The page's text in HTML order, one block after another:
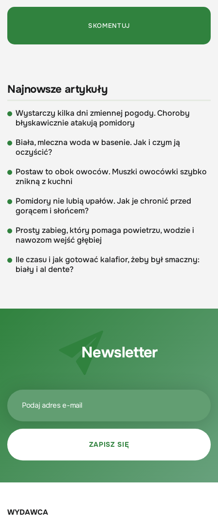
Najnowsze artykuły
Wystarczy kilka dni zmiennej pogody. Choroby
błyskawicznie atakują pomidory
Biała, mleczna woda w basenie. Jak i czym ją
oczyścić?
Postaw to obok owoców. Muszki owocówki szybko
znikną z kuchni
Pomidory nie lubią upałów. Jak je chronić przed
gorącem i słońcem?
Prosty zabieg, który pomaga powietrzu, wodzie i
nawozom wejść głębiej
Ile czasu i jak gotować kalafior, żeby był smaczny:
biały i al dente?
Newsletter
WYDAWCA